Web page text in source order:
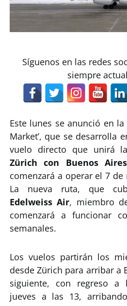
Síguenos en las redes
siempre
Este lunes se anunció en la
Market’, que se desarrolla
vuelo directo que unirá
Zürich con Buenos
comenzará a operar el 7 de
La nueva ruta, que
Edelweiss Air, miembro
comenzará a funcionar
semanales.
Los vuelos partirán los
desde Zürich para arribar a
siguiente, con regreso a
jueves a las 13,